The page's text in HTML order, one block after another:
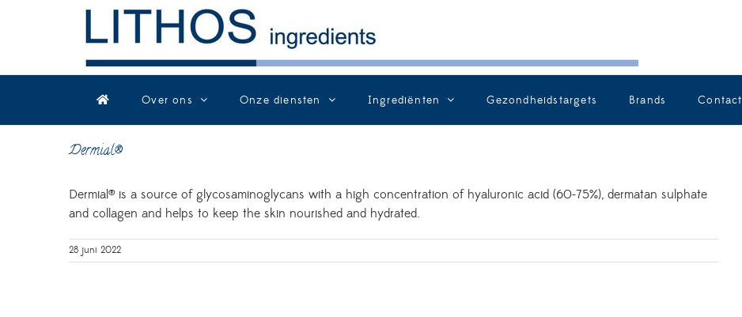
Over ons Onze diensten Ingrediënten Gezondheidstargets Brands Contact
Dermial®
Dermial® is a source of glycosaminoglycans with a high concentration of hyaluronic acid (60-75%), dermatan sulphate
and collagen and helps to keep the skin nourished and hydrated.
28 juni 2022